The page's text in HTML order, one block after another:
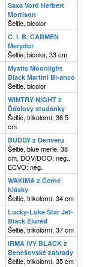
Saxa Vord Herbert
Morrison
Šeltie, bicolor
C. I. B. CARMEN
Merydor
Šeltie, bicolor, 33 cm
Mystic Moonlight
Black Martini Bi-anco
Šeltie, bicolor
WINTRY NIGHT z
Ďáblovy studánky
Šeltie, trikolorní, 36.5
cm
BUDDY z Denveru
Šeltie, blue merle, 38
cm, DOV/DOO: neg.,
ECVO: neg.
WAKIMA z Černé
hlásky
Šeltie, trikolorní, 34 cm
Lucky-Luke Star Jet-
Black Eluréd
Šeltie, trikolorní, 37 cm
IRMA IVY BLACK z
Benešovské zahrady
Šeltie, trikolorní, 35 cm